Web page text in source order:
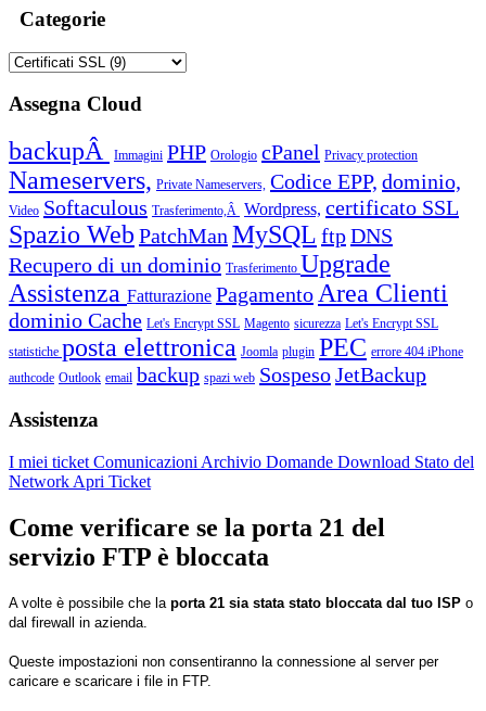
Categorie
Assegna Cloud
backupÂ Immagini PHP Orologio cPanel Privacy protection
Nameservers, Private Nameservers, Codice EPP, dominio,
Video Softaculous Trasferimento,Â Wordpress, certificato SSL
Spazio Web PatchMan MySQL ftpDNS
Recupero di un dominio Trasferimento Upgrade
Assistenza Fatturazione Pagamento Area Clienti
dominio Cache Let's Encrypt SSL Magento sicurezza Let's Encrypt SSL
statistiche posta elettronica Joomla plugin PEC errore 404 iPhone
authcode Outlook email backup spazi web SospesoJetBackup
Assistenza
I miei ticket Comunicazioni Archivio Domande Download Stato del
Network Apri Ticket
Come verificare se la porta 21 del
servizio FTP è bloccata
A volte è possibile che la porta 21 sia stata stato bloccata dal tuo ISP o
dal firewall in azienda.
Queste impostazioni non consentiranno la connessione al server per
caricare e scaricare i file in FTP.